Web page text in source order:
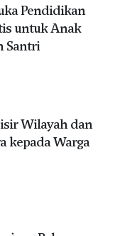
Pendidikan
untuk Anak
Santri
Wilayah dan
kepada Warga